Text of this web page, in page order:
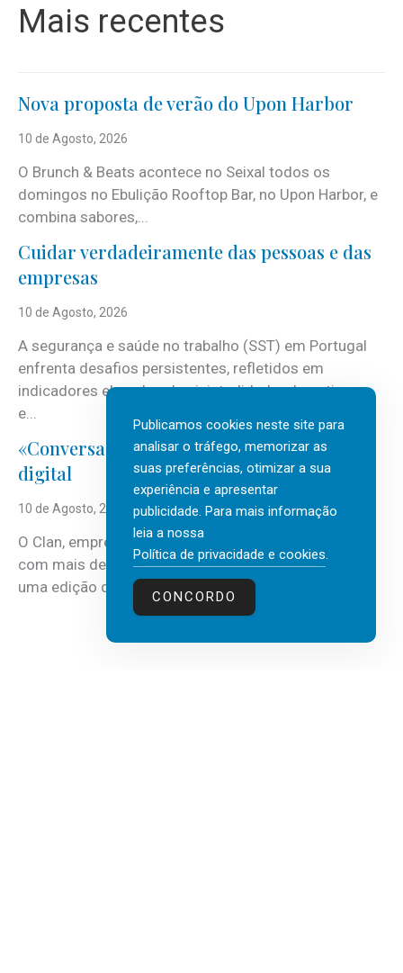
Mais recentes
Nova proposta de verão do Upon Harbor
10 de Agosto, 2026
O Brunch & Beats acontece no Seixal todos os
domingos no Ebulição Rooftop Bar, no Upon Harbor, e
combina sabores,...
Cuidar verdadeiramente das pessoas e das
empresas
10 de Agosto, 2026
A segurança e saúde no trabalho (SST) em Portugal
enfrenta desafios persistentes, refletidos em
indicadores elevados de sinistralidade, absentismo
e...
«Conversas do Clan» sobre transformação
digital
10 de Agosto, 2026
O Clan, empresa portuguesa de recursos humanos
com mais de 30 anos de atividade, vai realizar mais
uma edição do...
Publicamos cookies neste site para
analisar o tráfego, memorizar as
suas preferências, otimizar a sua
experiência e apresentar
publicidade. Para mais informação
leia a nossa
Política de privacidade e cookies.
CONCORDO